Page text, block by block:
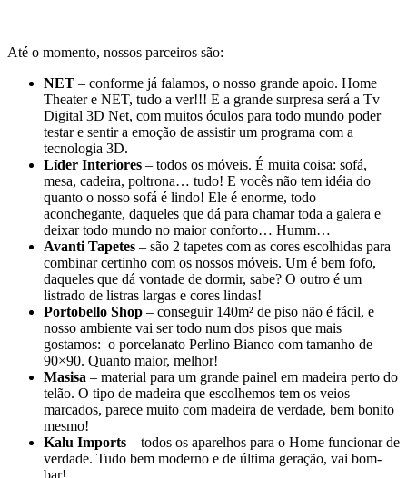
Até o momento, nossos parceiros são:
NET – conforme já falamos, o nosso grande apoio. Home
Theater e NET, tudo a ver!!! E a grande surpresa será a Tv
Digital 3D Net, com muitos óculos para todo mundo poder
testar e sentir a emoção de assistir um programa com a
tecnologia 3D.
Líder Interiores – todos os móveis. É muita coisa: sofá,
mesa, cadeira, poltrona… tudo! E vocês não tem idéia do
quanto o nosso sofá é lindo! Ele é enorme, todo
aconchegante, daqueles que dá para chamar toda a galera e
deixar todo mundo no maior conforto… Humm…
Avanti Tapetes – são 2 tapetes com as cores escolhidas para
combinar certinho com os nossos móveis. Um é bem fofo,
daqueles que dá vontade de dormir, sabe? O outro é um
listrado de listras largas e cores lindas!
Portobello Shop – conseguir 140m² de piso não é fácil, e
nosso ambiente vai ser todo num dos pisos que mais
gostamos: o porcelanato Perlino Bianco com tamanho de
90×90. Quanto maior, melhor!
Masisa – material para um grande painel em madeira perto do
telão. O tipo de madeira que escolhemos tem os veios
marcados, parece muito com madeira de verdade, bem bonito
mesmo!
Kalu Imports – todos os aparelhos para o Home funcionar de
verdade. Tudo bem moderno e de última geração, vai bom-